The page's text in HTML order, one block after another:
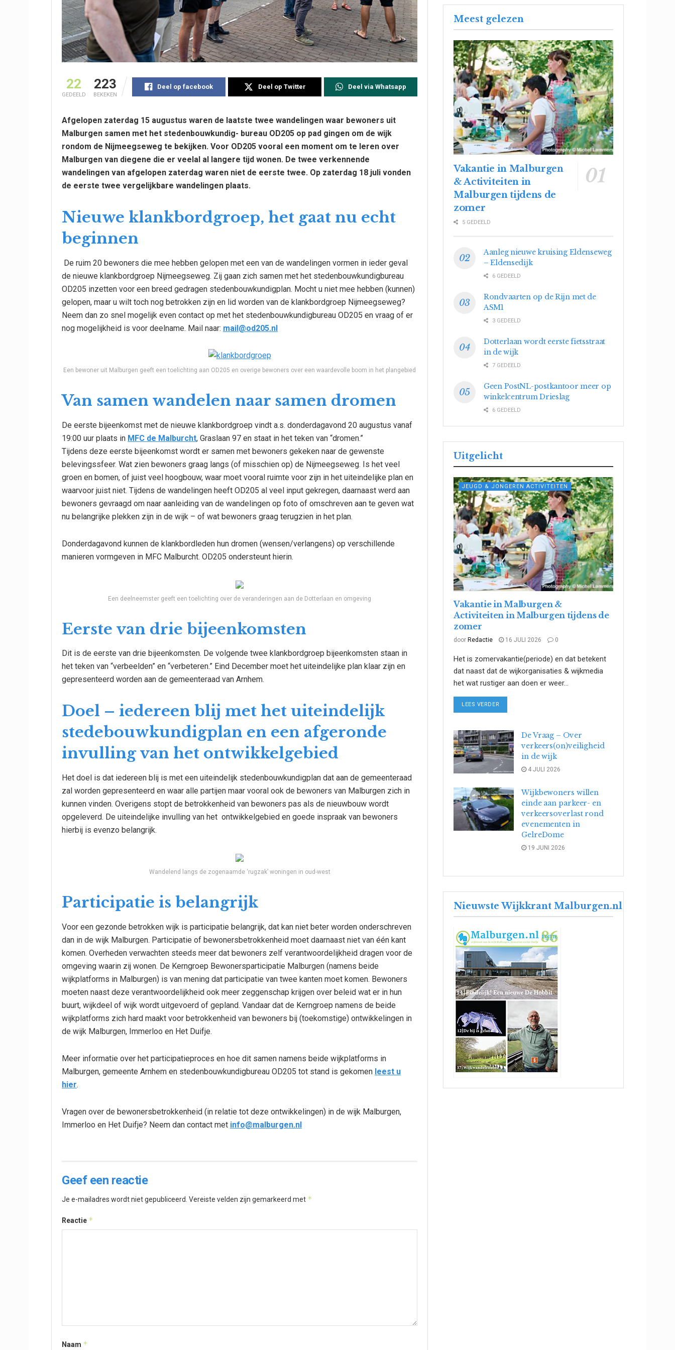
22
GEDEELD
223
BEKEKEN
Deel op facebook Deel op Twitter Deel via Whatsapp
Afgelopen zaterdag 15 augustus waren de laatste twee wandelingen waar bewoners uit
Malburgen samen met het stedenbouwkundig- bureau OD205 op pad gingen om de wijk
rondom de Nijmeegseweg te bekijken. Voor OD205 vooral een moment om te leren over
Malburgen van diegene die er veelal al langere tijd wonen. De twee verkennende
wandelingen van afgelopen zaterdag waren niet de eerste twee. Op zaterdag 18 juli vonden
de eerste twee vergelijkbare wandelingen plaats.
Nieuwe klankbordgroep, het gaat nu echt
beginnen
De ruim 20 bewoners die mee hebben gelopen met een van de wandelingen vormen in ieder geval
de nieuwe klankbordgroep Nijmeegseweg. Zij gaan zich samen met het stedenbouwkundigbureau
OD205 inzetten voor een breed gedragen stedenbouwkundigplan. Mocht u niet mee hebben (kunnen)
gelopen, maar u wilt toch nog betrokken zijn en lid worden van de klankbordgroep Nijmeegseweg?
Neem dan zo snel mogelijk even contact op met het stedenbouwkundigbureau OD205 en vraag of er
nog mogelijkheid is voor deelname. Mail naar: mail@od205.nl
Een bewoner uit Malburgen geeft een toelichting aan OD205 en overige bewoners over een waardevolle boom in het plangebied
Van samen wandelen naar samen dromen
De eerste bijeenkomst met de nieuwe klankbordgroep vindt a.s. donderdagavond 20 augustus vanaf
19:00 uur plaats in MFC de Malburcht, Graslaan 97 en staat in het teken van “dromen.”
Tijdens deze eerste bijeenkomst wordt er samen met bewoners gekeken naar de gewenste
belevingssfeer. Wat zien bewoners graag langs (of misschien op) de Nijmeegseweg. Is het veel
groen en bomen, of juist veel hoogbouw, waar moet vooral ruimte voor zijn in het uiteindelijke plan en
waarvoor juist niet. Tijdens de wandelingen heeft OD205 al veel input gekregen, daarnaast werd aan
bewoners gevraagd om naar aanleiding van de wandelingen op foto of omschreven aan te geven wat
nu belangrijke plekken zijn in de wijk – of wat bewoners graag terugzien in het plan.
Donderdagavond kunnen de klankbordleden hun dromen (wensen/verlangens) op verschillende
manieren vormgeven in MFC Malburcht. OD205 ondersteunt hierin.
Een deelneemster geeft een toelichting over de veranderingen aan de Dotterlaan en omgeving
Eerste van drie bijeenkomsten
Dit is de eerste van drie bijeenkomsten. De volgende twee klankbordgroep bijeenkomsten staan in
het teken van “verbeelden” en “verbeteren.” Eind December moet het uiteindelijke plan klaar zijn en
gepresenteerd worden aan de gemeenteraad van Arnhem.
Doel – iedereen blij met het uiteindelijk
stedebouwkundigplan en een afgeronde
invulling van het ontwikkelgebied
Het doel is dat iedereen blij is met een uiteindelijk stedenbouwkundigplan dat aan de gemeenteraad
zal worden gepresenteerd en waar alle partijen maar vooral ook de bewoners van Malburgen zich in
kunnen vinden. Overigens stopt de betrokkenheid van bewoners pas als de nieuwbouw wordt
opgeleverd. De uiteindelijke invulling van het ontwikkelgebied en goede inspraak van bewoners
hierbij is evenzo belangrijk.
Wandelend langs de zogenaamde ‘rugzak’ woningen in oud-west
Participatie is belangrijk
Voor een gezonde betrokken wijk is participatie belangrijk, dat kan niet beter worden onderschreven
dan in de wijk Malburgen. Participatie of bewonersbetrokkenheid moet daarnaast niet van één kant
komen. Overheden verwachten steeds meer dat bewoners zelf verantwoordelijkheid dragen voor de
omgeving waarin zij wonen. De Kerngroep Bewonersparticipatie Malburgen (namens beide
wijkplatforms in Malburgen) is van mening dat participatie van twee kanten moet komen. Bewoners
moeten naast deze verantwoordelijkheid ook meer zeggenschap krijgen over beleid wat er in hun
buurt, wijkdeel of wijk wordt uitgevoerd of gepland. Vandaar dat de Kerngroep namens de beide
wijkplatforms zich hard maakt voor betrokkenheid van bewoners bij (toekomstige) ontwikkelingen in
de wijk Malburgen, Immerloo en Het Duifje.
Meer informatie over het participatieproces en hoe dit samen namens beide wijkplatforms in
Malburgen, gemeente Arnhem en stedenbouwkundigbureau OD205 tot stand is gekomen leest u
hier.
Vragen over de bewonersbetrokkenheid (in relatie tot deze ontwikkelingen) in de wijk Malburgen,
Immerloo en Het Duifje? Neem dan contact met info@malburgen.nl
Geef een reactie
Je e-mailadres wordt niet gepubliceerd. Vereiste velden zijn gemarkeerd met *
Reactie *
Naam *
Meest gelezen
Vakantie in Malburgen
& Activiteiten in
Malburgen tijdens de
zomer
5 GEDEELD
Aanleg nieuwe kruising Eldenseweg
– Eldensedijk
6 GEDEELD
Rondvaarten op de Rijn met de
ASM1
3 GEDEELD
Dotterlaan wordt eerste fietsstraat
in de wijk
7 GEDEELD
Geen PostNL-postkantoor meer op
winkelcentrum Drieslag
6 GEDEELD
Uitgelicht
JEUGD & JONGEREN ACTIVITEITEN
Vakantie in Malburgen &
Activiteiten in Malburgen tijdens de
zomer
door Redactie 16 JULI 2026 0
Het is zomervakantie(periode) en dat betekent
dat naast dat de wijkorganisaties & wijkmedia
het wat rustiger aan doen er weer...
LEES VERDER
De Vraag – Over
verkeers(on)veiligheid
in de wijk
4 JULI 2026
Wijkbewoners willen
einde aan parkeer- en
verkeersoverlast rond
evenementen in
GelreDome
19 JUNI 2026
Nieuwste Wijkkrant Malburgen.nl